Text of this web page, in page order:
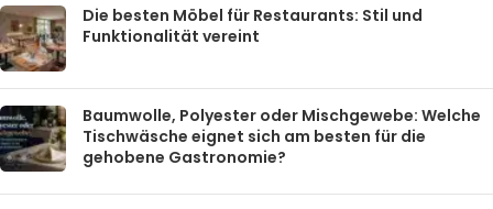
Die besten Möbel für Restaurants: Stil und
Funktionalität vereint
Baumwolle, Polyester oder Mischgewebe: Welche
Tischwäsche eignet sich am besten für die
gehobene Gastronomie?